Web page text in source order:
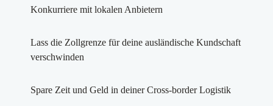
Konkurriere mit lokalen Anbietern
Lass die Zollgrenze für deine ausländische Kundschaft
verschwinden
Spare Zeit und Geld in deiner Cross-border Logistik